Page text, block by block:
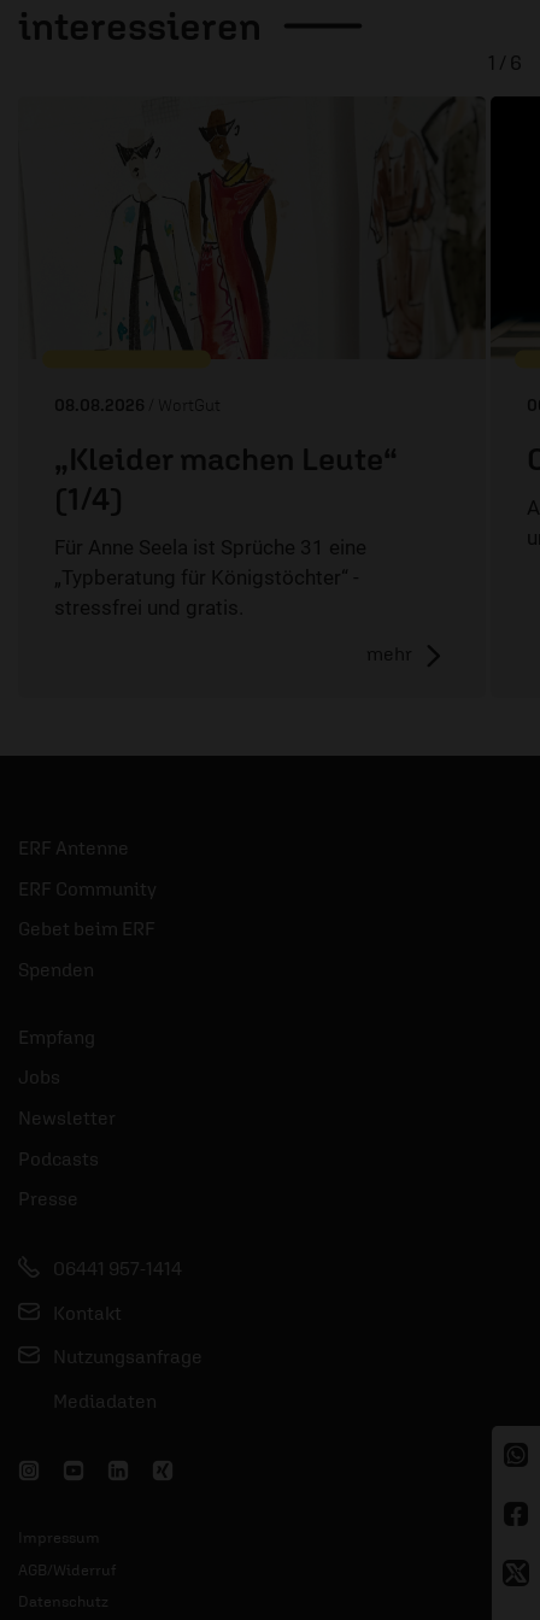
interessieren
08.08.2026 / WortGut
„Kleider machen Leute“
(1/4)
Für Anne Seela ist Sprüche 31 eine
„Typberatung für Königstöchter“ -
stressfrei und gratis.
mehr
1 / 6
ERF Antenne
ERF Community
Gebet beim ERF
Spenden
Empfang
Jobs
Newsletter
Podcasts
Presse
06441 957-1414
Kontakt
Nutzungsanfrage
Mediadaten
Impressum
AGB/Widerruf
Datenschutz